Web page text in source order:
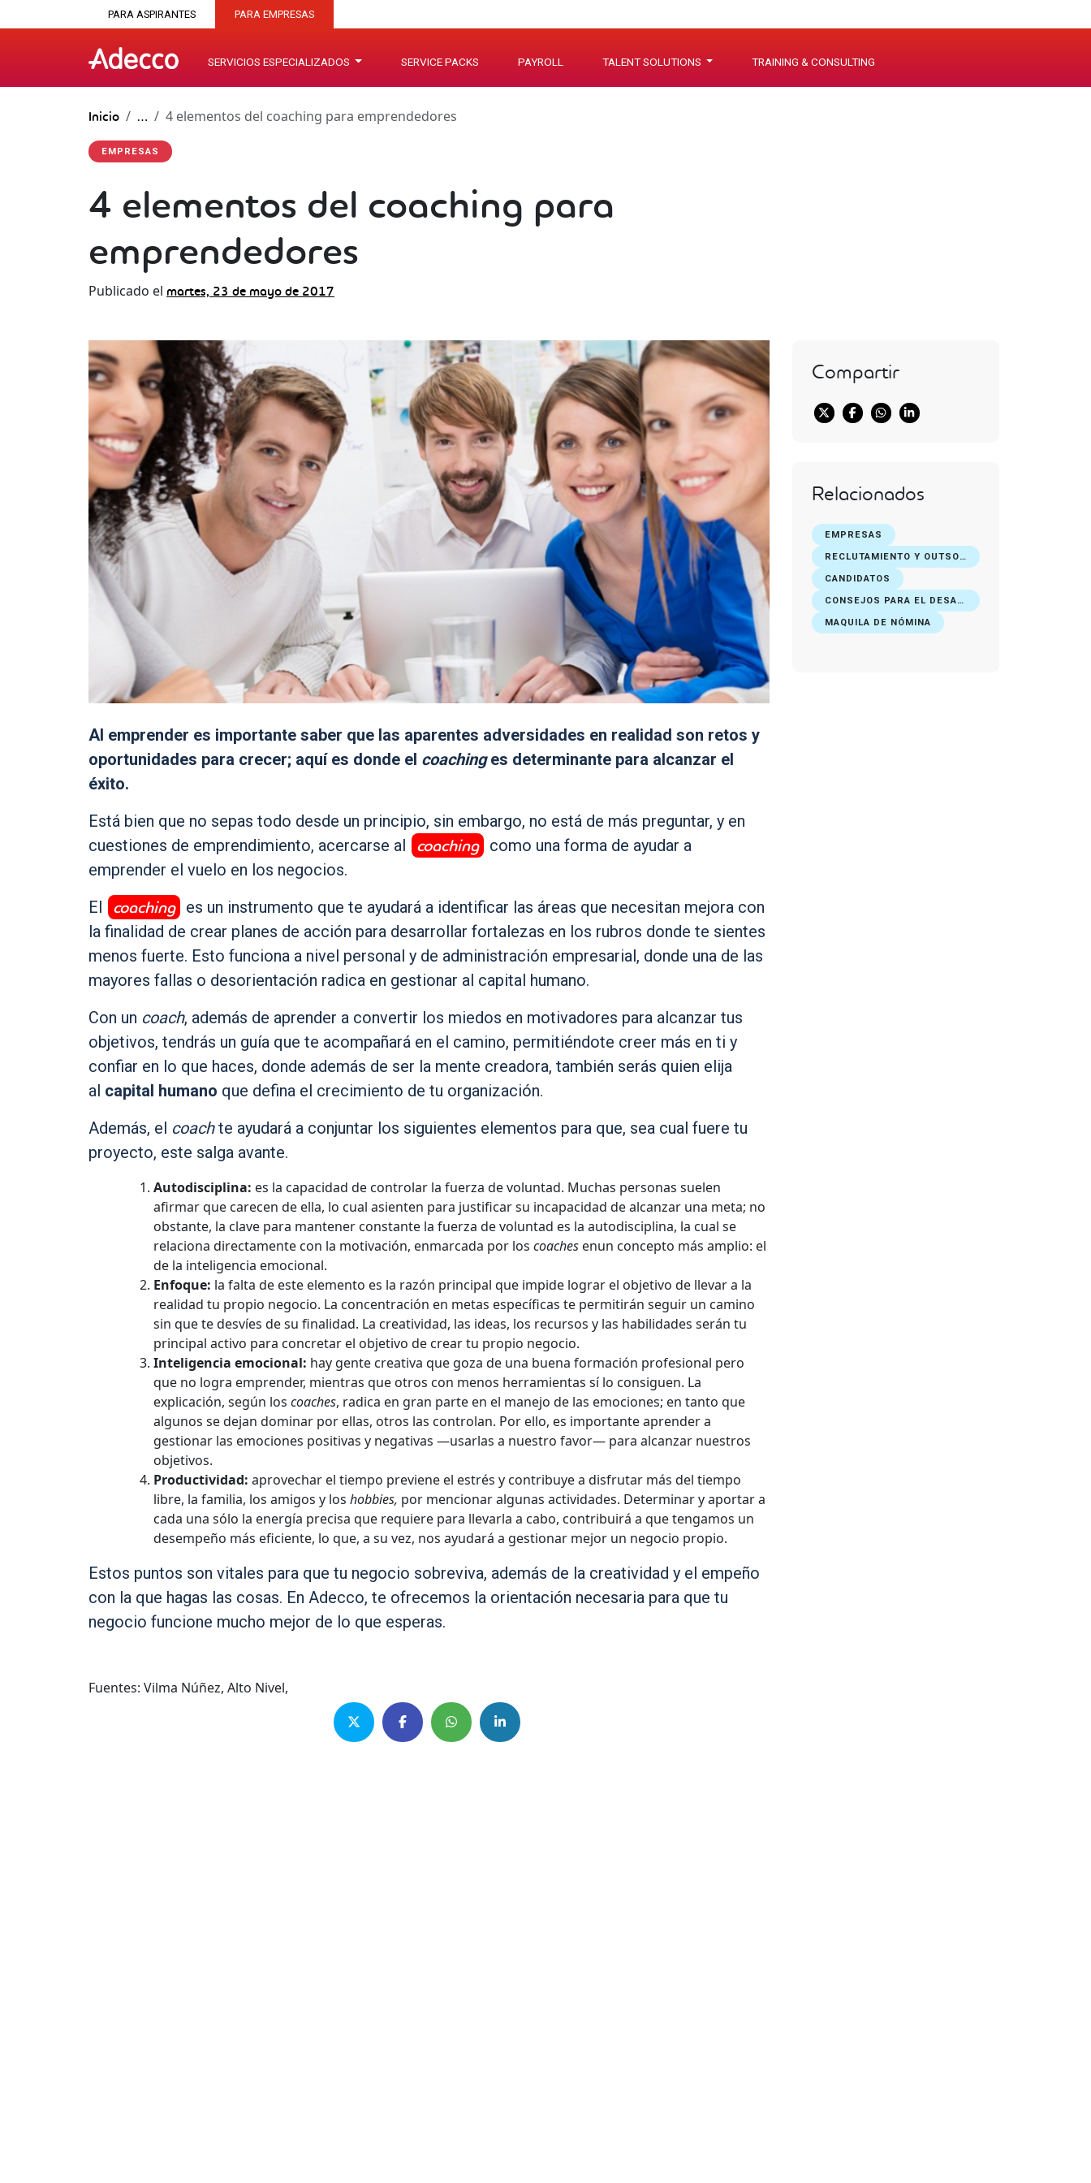
PARA ASPIRANTES PARA EMPRESAS
SERVICIOS ESPECIALIZADOS SERVICE PACKS PAYROLL TALENT SOLUTIONS TRAINING & CONSULTING
Inicio … 4 elementos del coaching para emprendedores
EMPRESAS
4 elementos del coaching para
emprendedores
Publicado el martes, 23 de mayo de 2017
Al emprender es importante saber que las aparentes adversidades en realidad son retos y
oportunidades para crecer; aquí es donde el coachinges determinante para alcanzar el
éxito.
Está bien que no sepas todo desde un principio, sin embargo, no está de más preguntar, y en
cuestiones de emprendimiento, acercarse al
coaching como una forma de ayudar a
emprender el vuelo en los negocios.
El
coaching es un instrumento que te ayudará a identificar las áreas que necesitan mejora con
la finalidad de crear planes de acción para desarrollar fortalezas en los rubros donde te sientes
menos fuerte. Esto funciona a nivel personal y de administración empresarial, donde una de las
mayores fallas o desorientación radica en gestionar al capital humano.
Con un coach, además de aprender a convertir los miedos en motivadores para alcanzar tus
objetivos, tendrás un guía que te acompañará en el camino, permitiéndote creer más en ti y
confiar en lo que haces, donde además de ser la mente creadora, también serás quien elija
al capital humano que defina el crecimiento de tu organización.
Además, el coachte ayudará a conjuntar los siguientes elementos para que, sea cual fuere tu
proyecto, este salga avante.
Autodisciplina: es la capacidad de controlar la fuerza de voluntad. Muchas personas suelen
afirmar que carecen de ella, lo cual asienten para justificar su incapacidad de alcanzar una meta; no
obstante, la clave para mantener constante la fuerza de voluntad es la autodisciplina, la cual se
relaciona directamente con la motivación, enmarcada por los coaches enun concepto más amplio: el
de la inteligencia emocional.
Enfoque: la falta de este elemento es la razón principal que impide lograr el objetivo de llevar a la
realidad tu propio negocio. La concentración en metas específicas te permitirán seguir un camino
sin que te desvíes de su finalidad. La creatividad, las ideas, los recursos y las habilidades serán tu
principal activo para concretar el objetivo de crear tu propio negocio.
Inteligencia emocional: hay gente creativa que goza de una buena formación profesional pero
que no logra emprender, mientras que otros con menos herramientas sí lo consiguen. La
explicación, según los coaches, radica en gran parte en el manejo de las emociones; en tanto que
algunos se dejan dominar por ellas, otros las controlan. Por ello, es importante aprender a
gestionar las emociones positivas y negativas —usarlas a nuestro favor— para alcanzar nuestros
objetivos.
Productividad: aprovechar el tiempo previene el estrés y contribuye a disfrutar más del tiempo
libre, la familia, los amigos y los hobbies, por mencionar algunas actividades. Determinar y aportar a
cada una sólo la energía precisa que requiere para llevarla a cabo, contribuirá a que tengamos un
desempeño más eficiente, lo que, a su vez, nos ayudará a gestionar mejor un negocio propio.
Estos puntos son vitales para que tu negocio sobreviva, además de la creatividad y el empeño
con la que hagas las cosas. En Adecco, te ofrecemos la orientación necesaria para que tu
negocio funcione mucho mejor de lo que esperas.
Fuentes: Vilma Núñez, Alto Nivel,
Compartir
Relacionados
EMPRESAS
RECLUTAMIENTO Y OUTSOURCING DE PERSONAL
CANDIDATOS
CONSEJOS PARA EL DESARROLLO PROFESIONAL
MAQUILA DE NÓMINA